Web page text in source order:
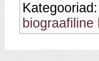
Kategooriad:
biograafiline